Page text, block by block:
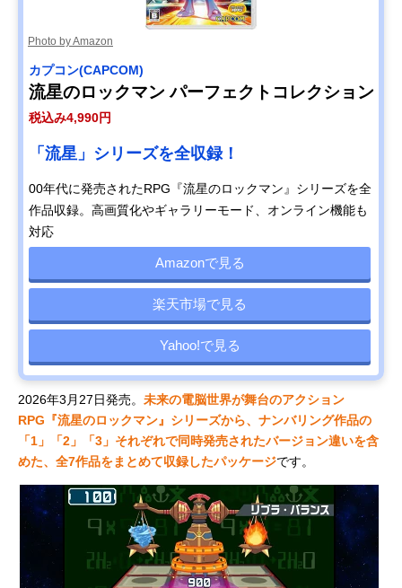
Photo by Amazon
カプコン(CAPCOM)
流星のロックマン パーフェクトコレクション
税込み4,990円
「流星」シリーズを全収録！
00年代に発売されたRPG『流星のロックマン』シリーズを全
作品収録。高画質化やギャラリーモード、オンライン機能も
対応
Amazonで見る
楽天市場で見る
Yahoo!で見る
2026年3月27日発売。 未来の電脳世界が舞台のアクション
RPG『流星のロックマン』シリーズから、ナンバリング作品の
「1」「2」「3」それぞれで同時発売されたバージョン違いを含
めた、全7作品をまとめて収録したパッケージです。